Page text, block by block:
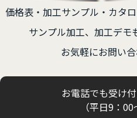
価格表・加工サンプル・カタ
サンプル加工、加工デモ
お気軽にお問い合
お電話でも受け付
（平日9：00